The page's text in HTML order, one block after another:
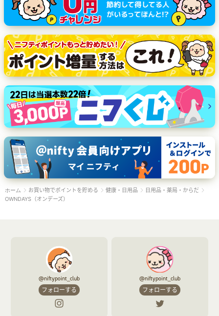
ホーム お買い物でポイントを貯める 健康・日用品
日用品・薬局・からだ
OWNDAYS（オンデーズ）
@niftypoint_club
フォローする
@niftypoint_club
フォローする